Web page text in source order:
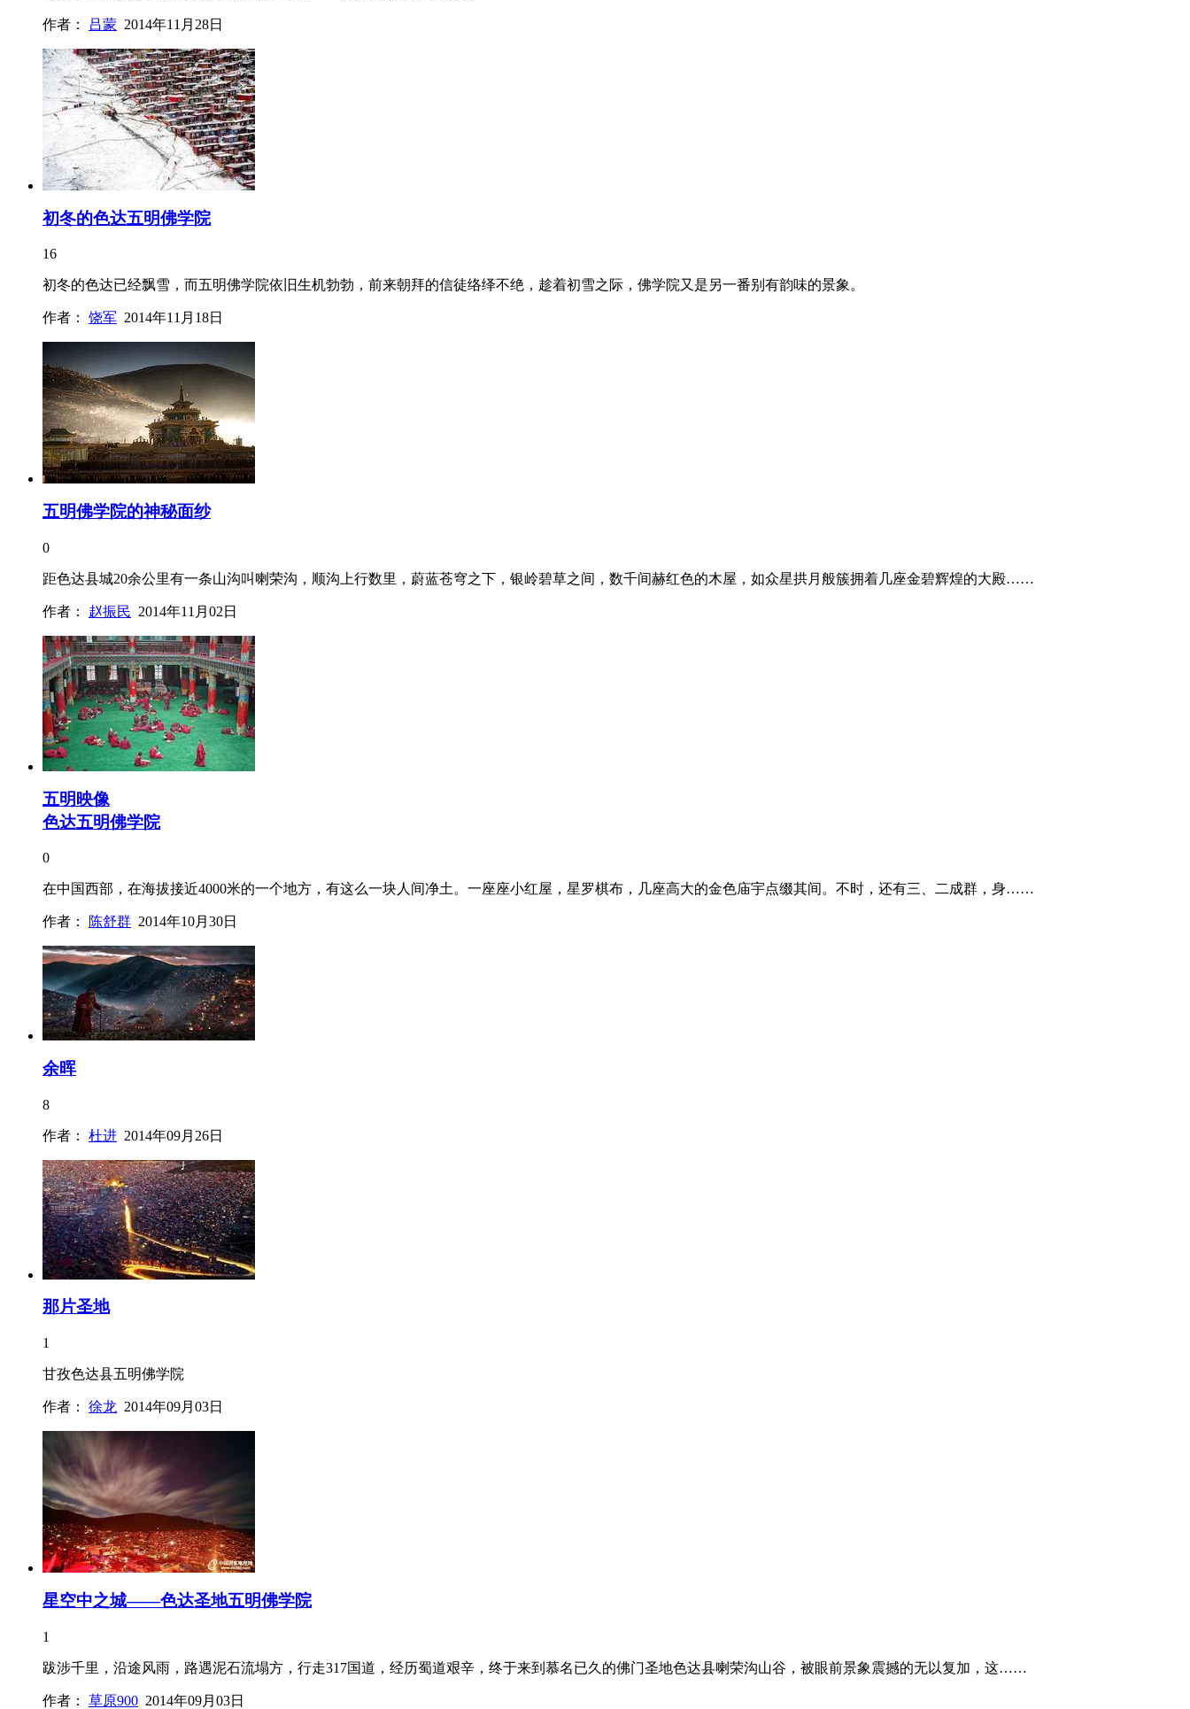
作者： 吕蒙 2014年11月28日
初冬的色达五明佛学院
16
初冬的色达已经飘雪，而五明佛学院依旧生机勃勃，前来朝拜的信徒络绎不绝，趁着初雪之际，佛学院又是另一番别有韵味的景象。
作者： 饶军 2014年11月18日
五明佛学院的神秘面纱
0
距色达县城20余公里有一条山沟叫喇荣沟，顺沟上行数里，蔚蓝苍穹之下，银岭碧草之间，数千间赫红色的木屋，如众星拱月般簇拥着几座金碧辉煌的大殿……
作者： 赵振民 2014年11月02日
五明映像
色达五明佛学院
0
在中国西部，在海拔接近4000米的一个地方，有这么一块人间净土。一座座小红屋，星罗棋布，几座高大的金色庙宇点缀其间。不时，还有三、二成群，身……
作者： 陈舒群 2014年10月30日
余晖
8
作者： 杜进 2014年09月26日
那片圣地
1
甘孜色达县五明佛学院
作者： 徐龙 2014年09月03日
星空中之城——色达圣地五明佛学院
1
跋涉千里，沿途风雨，路遇泥石流塌方，行走317国道，经历蜀道艰辛，终于来到慕名已久的佛门圣地色达县喇荣沟山谷，被眼前景象震撼的无以复加，这……
作者： 草原900 2014年09月03日